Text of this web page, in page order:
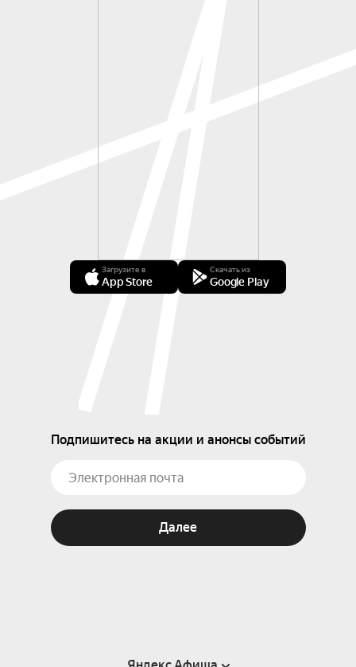
Загрузите в
App Store
Скачать из
Google Play
Подпишитесь на акции и анонсы событий
Далее